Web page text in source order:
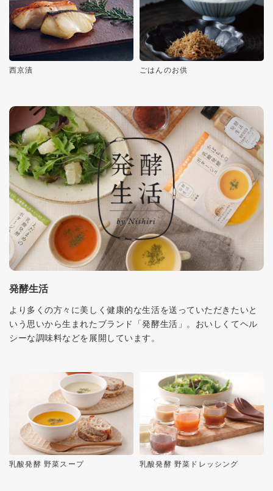
西京漬 ごはんのお供
発酵生活
より多くの方々に美しく健康的な生活を送っていただきたいと
いう思いから生まれたブランド「発酵生活」。おいしくてヘル
シーな調味料などを展開しています。
乳酸発酵 野菜スープ 乳酸発酵 野菜ドレッシング